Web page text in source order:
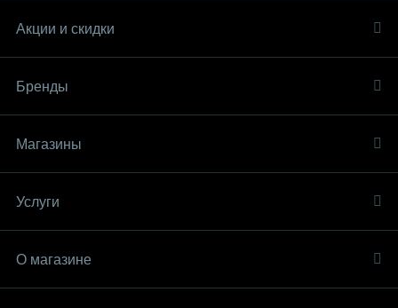
Акции и скидки
Бренды
Магазины
Услуги
О магазине